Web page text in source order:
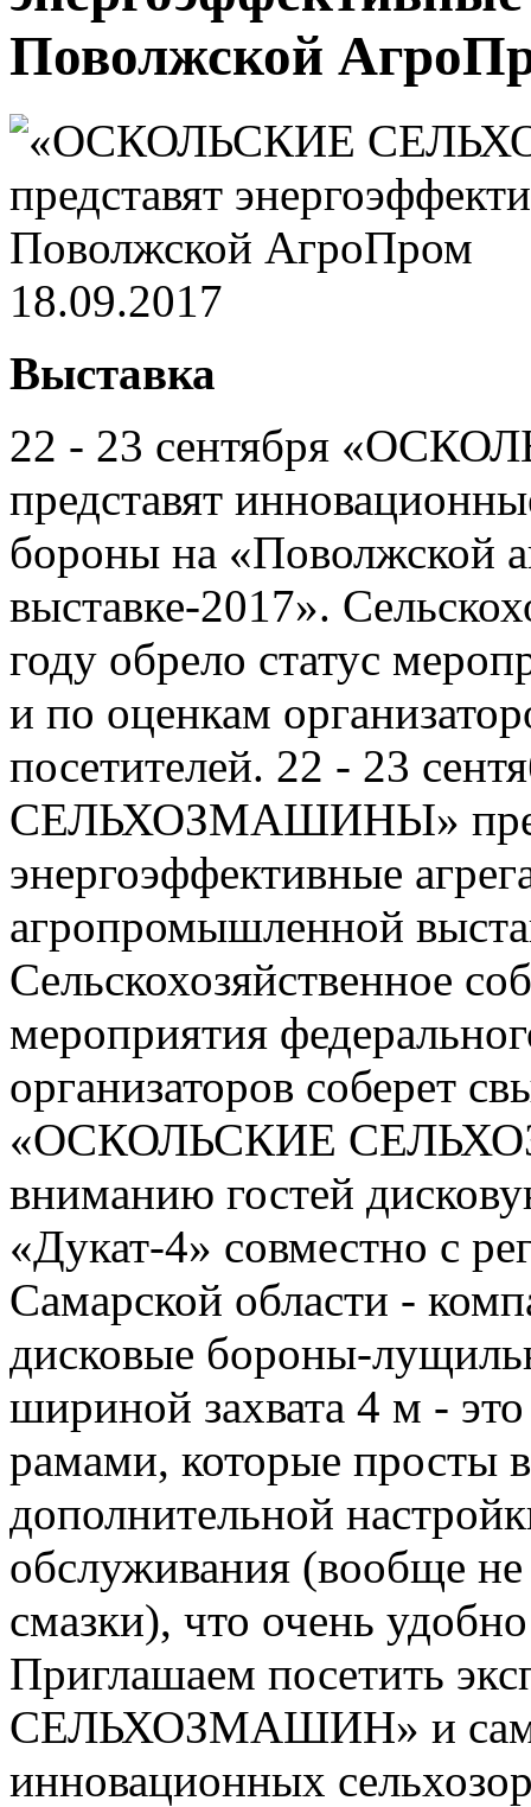
Поволжской
18.09.2017
Выставка
22 - 23 сентября
представят
бороны на «Поволжской
выставке-2017».
году обрело статус
и по оценкам
посетителей. 22 - 23
СЕЛЬХОЗМАШИНЫ»
энергоэффективные
агропромышленной
Сельскохозяйственное
мероприятия
организаторов соберет
«ОСКОЛЬСКИЕ
вниманию гостей
«Дукат-4» совместно с
Самарской области -
дисковые бороны-
шириной захвата 4 м -
рамами, которые просты
дополнительной
обслуживания (вообще
смазки), что очень
Приглашаем посетить
СЕЛЬХОЗМАШИН» и
инновационных